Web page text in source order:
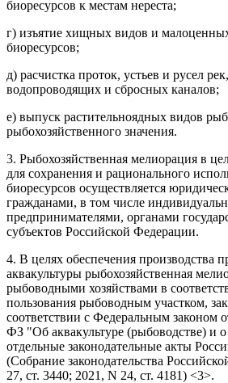
биоресурсов к местам нереста;
г) изъятие хищных видов и
биоресурсов;
д) расчистка проток, устьев и русел
водопроводящих и сбросных каналов;
е) выпуск растительноядных видов
рыбохозяйственного значения.
3. Рыбохозяйственная мелиорация в
для сохранения и рационального
биоресурсов осуществляется
гражданами, в том числе
предпринимателями, органами
субъектов Российской Федерации.
4. В целях обеспечения производства
аквакультуры рыбохозяйственная
рыбоводными хозяйствами в
пользования рыбоводным участком,
соответствии с Федеральным законом
ФЗ "Об аквакультуре (рыбоводстве) и
отдельные законодательные акты
(Собрание законодательства
27, ст. 3440; 2021, N 24, ст. 4181) <3>.